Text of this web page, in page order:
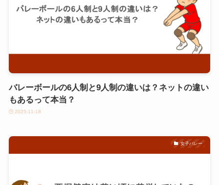
バレーボールの6人制と9人制の違いは？ネットの違い
もあるって本当？
2025-11-18
女子バレー